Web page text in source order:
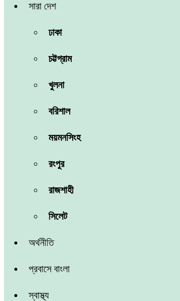
সারা দেশ
ঢাকা
চট্টগ্রাম
খুলনা
বরিশাল
ময়মনসিংহ
রংপুর
রাজশাহী
সিলেট
অর্থনীতি
প্রবাসে বাংলা
স্বাস্থ্য